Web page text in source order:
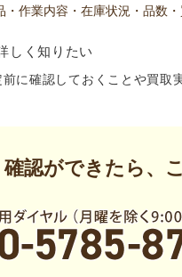
・作業内容・在庫状況・品数
しく知りたい
に確認しておくことや買取
確認ができたら、